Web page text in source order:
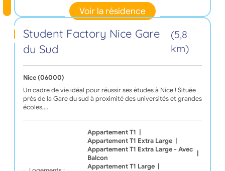
Voir la résidence
Student Factory Nice Gare
du Sud
(5,8
km)
Nice (06000)
Un cadre de vie idéal pour réussir ses études à Nice ! Située
près de la Gare du sud à proximité des universités et grandes
écoles,…
Appartement T1 |
Appartement T1 Extra Large |
Appartement T1 Extra Large - Avec
Balcon
Appartement T1 Large |